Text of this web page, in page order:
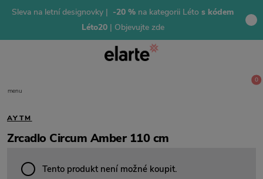
Sleva na letní designovky | -20 % na kategorii Léto s kódem
Léto20 | Objevujte zde
menu
0
AYTM
Zrcadlo Circum Amber 110 cm
Tento produkt není možné koupit.